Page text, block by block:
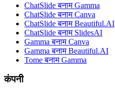
ChatSlide बनाम Gamma
ChatSlide बनाम Canva
ChatSlide बनाम Beautiful.AI
ChatSlide बनाम SlidesAI
Gamma बनाम Canva
Gamma बनाम Beautiful.AI
Tome बनाम Gamma
कंपनी